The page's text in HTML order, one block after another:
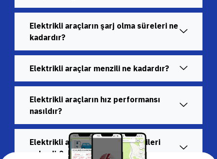
Elektrikli araçların şarj olma süreleri ne
kadardır?
Elektrikli araçlar menzili ne kadardır?
Elektrikli araçların hız performansı
nasıldır?
Elektrikli araçların çevreye etkileri
nelerdir?